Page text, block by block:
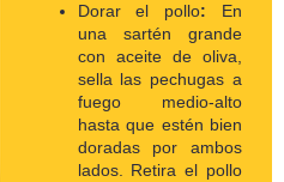
Dorar el pollo: En
una sartén grande
con aceite de oliva,
sella las pechugas a
fuego medio-alto
hasta que estén bien
doradas por ambos
lados. Retira el pollo